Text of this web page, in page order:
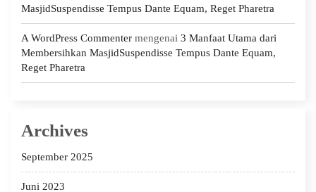
MasjidSuspendisse Tempus Dante Equam, Reget Pharetra
A WordPress Commenter mengenai 3 Manfaat Utama dari
Membersihkan MasjidSuspendisse Tempus Dante Equam,
Reget Pharetra
Archives
September 2025
Juni 2023